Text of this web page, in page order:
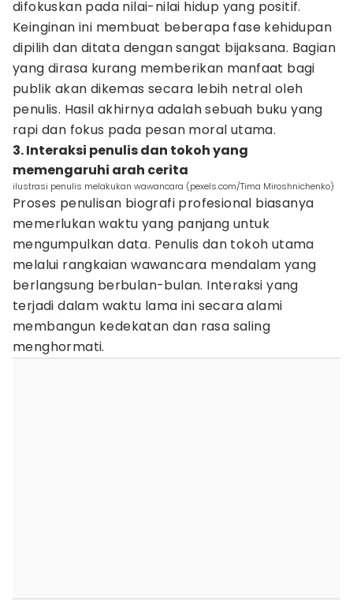
difokuskan pada nilai-nilai hidup yang positif.
Keinginan ini membuat beberapa fase kehidupan
dipilih dan ditata dengan sangat bijaksana. Bagian
yang dirasa kurang memberikan manfaat bagi
publik akan dikemas secara lebih netral oleh
penulis. Hasil akhirnya adalah sebuah buku yang
rapi dan fokus pada pesan moral utama.
3. Interaksi penulis dan tokoh yang
memengaruhi arah cerita
ilustrasi penulis melakukan wawancara (pexels.com/Tima Miroshnichenko)
Proses penulisan biografi profesional biasanya
memerlukan waktu yang panjang untuk
mengumpulkan data. Penulis dan tokoh utama
melalui rangkaian wawancara mendalam yang
berlangsung berbulan-bulan. Interaksi yang
terjadi dalam waktu lama ini secara alami
membangun kedekatan dan rasa saling
menghormati.